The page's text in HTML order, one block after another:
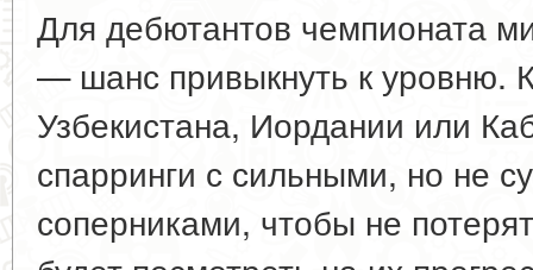
Для дебютантов чемпионата
— шанс привыкнуть к уровню.
Узбекистана, Иордании или
спарринги с сильными, но не
соперниками, чтобы не